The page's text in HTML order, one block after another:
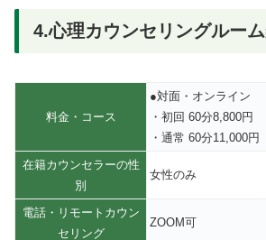
4.心理カウンセリングルー
料金・コース
●対面・オンライン
・初回 60分8,800円
・通常 60分11,000円
在籍カウンセラーの性
別
女性のみ
電話・リモートカウン
セリング
ZOOM可